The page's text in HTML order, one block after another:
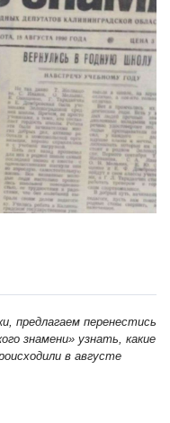
предлагаем перенестись
знамени» узнать, какие
в августе